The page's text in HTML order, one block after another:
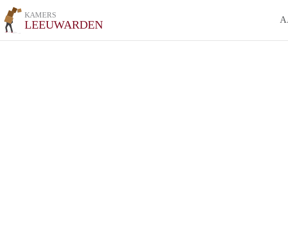
KAMERS
LEEUWARDEN